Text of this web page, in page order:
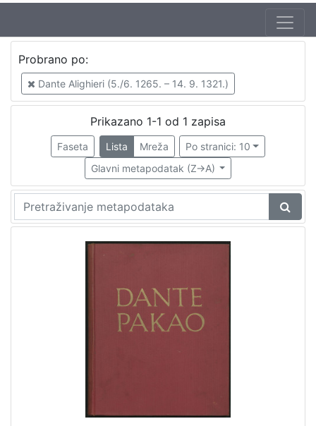
Jezik
hrvatski
Knjige
Probrano po:
Dante Alighieri (5./6. 1265. – 14. 9. 1321.)
Prikazano 1-1 od 1 zapisa
Faseta Lista Mreža
Po stranici: 10
Glavni metapodatak (Z->A)